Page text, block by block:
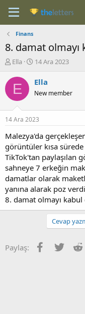
Finans
8. damat
K
n
b
u
u
b
a
ş
l
a
t
a
n
Ella
B
ş
a
g
ı
ç
t
a
r
h
i
14 Ara 2023
E Ella
New member
14 Ara 2023
Malezya'da
görüntüler kısa
TikTok'tan paylaşılan
sahneye 7 erkeğin
damatlar olarak
yanına alarak poz
8. damat olmayı
Cevap
Paylaş: Facebook
Twitter